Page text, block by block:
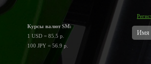
Курсы валют SM:
1 USD = 85.5 р.
100 JPY = 56.9 р.